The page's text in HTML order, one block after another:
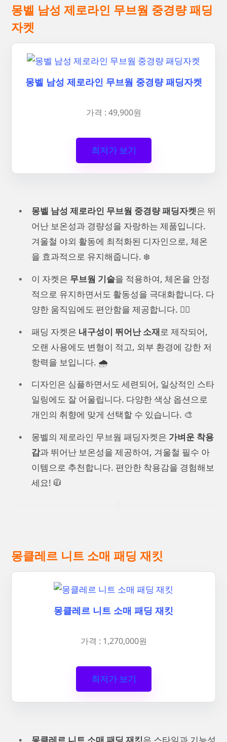
몽벨 남성 제로라인 무브웜 중경량 패딩
자켓
몽벨 남성 제로라인 무브웜 중경량 패딩자켓
가격 : 49,900원
최저가 보기
몽벨 남성 제로라인 무브웜 중경량 패딩자켓은 뛰
어난 보온성과 경량성을 자랑하는 제품입니다.
겨울철 야외 활동에 최적화된 디자인으로, 체온
을 효과적으로 유지해줍니다. ❄️
이 자켓은 무브웜 기술을 적용하여, 체온을 안정
적으로 유지하면서도 활동성을 극대화합니다. 다
양한 움직임에도 편안함을 제공합니다. 🏃‍♂️
패딩 자켓은 내구성이 뛰어난 소재로 제작되어,
오랜 사용에도 변형이 적고, 외부 환경에 강한 저
항력을 보입니다. 🌧️
디자인은 심플하면서도 세련되어, 일상적인 스타
일링에도 잘 어울립니다. 다양한 색상 옵션으로
개인의 취향에 맞게 선택할 수 있습니다. 🎨
몽벨의 제로라인 무브웜 패딩자켓은 가벼운 착용
감과 뛰어난 보온성을 제공하여, 겨울철 필수 아
이템으로 추천합니다. 편안한 착용감을 경험해보
세요! 🧥
몽클레르 니트 소매 패딩 재킷
몽클레르 니트 소매 패딩 재킷
가격 : 1,270,000원
최저가 보기
몽클레르 니트 소매 패딩 재킷은 스타일과 기능성